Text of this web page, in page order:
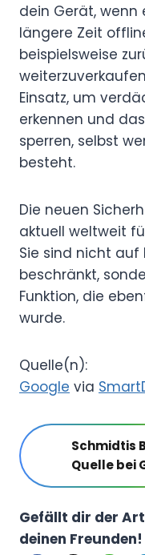
dein Gerät, wenn
längere Zeit
beispielsweise
Einsatz, um
erkennen und
sperren, selbst
besteht.
Die neuen
aktuell weltweit
Sie sind nicht
beschränkt,
Funktion, die
wurde.
Quelle(n):
Google via
Schmidtis
Quelle bei
Gefällt dir der
deinen Freunden!